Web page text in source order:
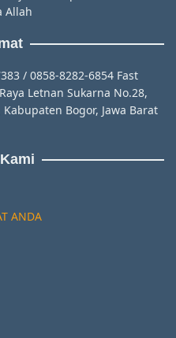
Allah
/ 0858-8282-6854 Fast
Letnan Sukarna No.28,
Bogor, Jawa Barat
ANDA